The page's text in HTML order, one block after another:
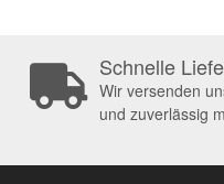
Schnelle
Wir versenden
und zuverlässig